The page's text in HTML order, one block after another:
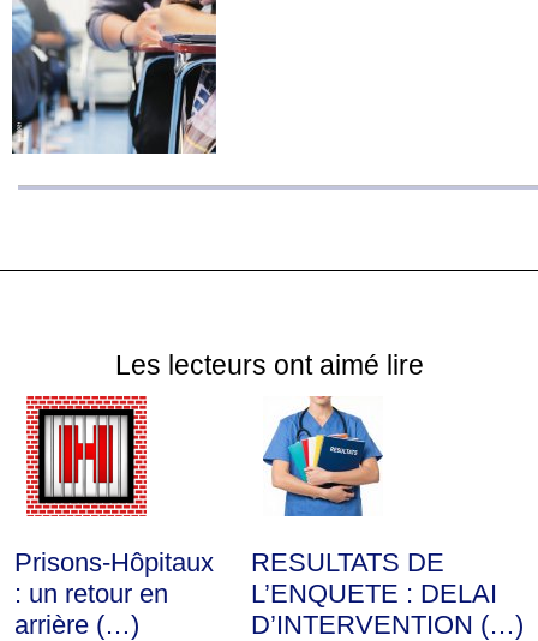
Les lecteurs ont aimé lire
Prisons-Hôpitaux
: un retour en
arrière (…)
RESULTATS DE
L’ENQUETE : DELAI
D’INTERVENTION (…)